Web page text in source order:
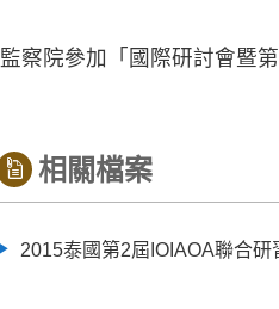
監察院參加「國際研討會暨
相關檔案
2015泰國第2屆IOIAOA聯合研